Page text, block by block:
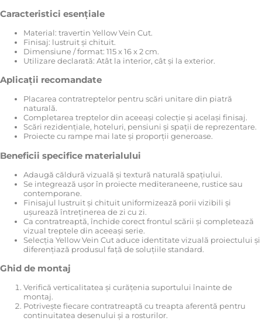
Caracteristici esențiale
Material: travertin Yellow Vein Cut.
Finisaj: lustruit și chituit.
Dimensiune / format: 115 x 16 x 2 cm.
Utilizare declarată: Atât la interior, cât și la exterior.
Aplicații recomandate
Placarea contratreptelor pentru scări unitare din piatră
naturală.
Completarea treptelor din aceeași colecție și același finisaj.
Scări rezidențiale, hoteluri, pensiuni și spații de reprezentare.
Proiecte cu rampe mai late și proporții generoase.
Beneficii specifice materialului
Adaugă căldură vizuală și textură naturală spațiului.
Se integrează ușor în proiecte mediteraneene, rustice sau
contemporane.
Finisajul lustruit și chituit uniformizează porii vizibili și
ușurează întreținerea de zi cu zi.
Ca contratreaptă, închide corect frontul scării și completează
vizual treptele din aceeași serie.
Selecția Yellow Vein Cut aduce identitate vizuală proiectului și
diferențiază produsul față de soluțiile standard.
Ghid de montaj
Verifică verticalitatea și curățenia suportului înainte de
montaj.
Potrivește fiecare contratreaptă cu treapta aferentă pentru
continuitatea desenului și a rosturilor.